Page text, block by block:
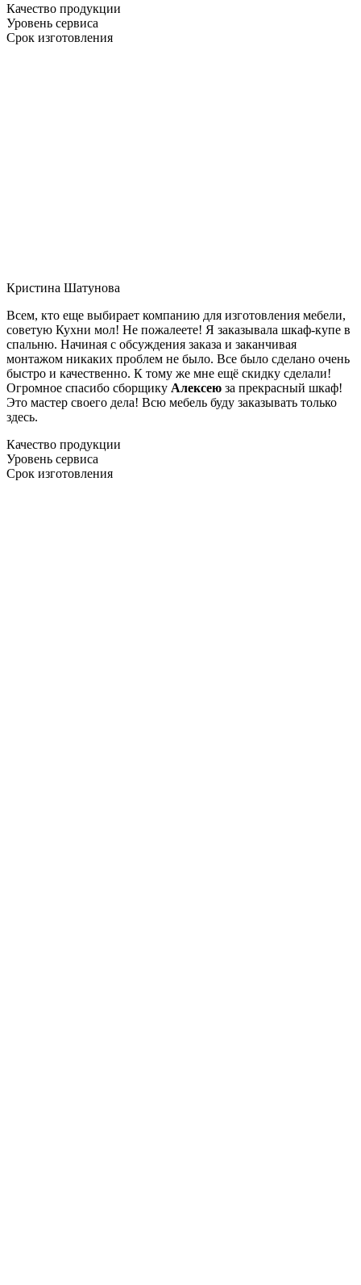
Качество продукции
Уровень сервиса
Срок изготовления
Кристина Шатунова
Всем, кто еще выбирает компанию для изготовления мебели,
советую Кухни мол! Не пожалеете! Я заказывала шкаф-купе в
спальню. Начиная с обсуждения заказа и заканчивая
монтажом никаких проблем не было. Все было сделано очень
быстро и качественно. К тому же мне ещё скидку сделали!
Огромное спасибо сборщику Алексею за прекрасный шкаф!
Это мастер своего дела! Всю мебель буду заказывать только
здесь.
Качество продукции
Уровень сервиса
Срок изготовления